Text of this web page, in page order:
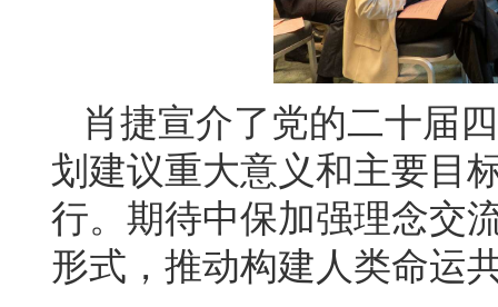
肖捷宣介了党的二十届
划建议重大意义和主要目
行。期待中保加强理念交
形式，推动构建人类命运